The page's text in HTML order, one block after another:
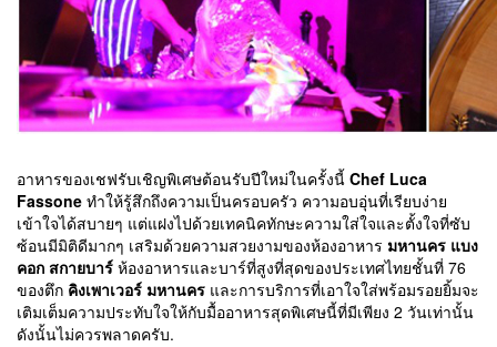
อาหารของเชฟรับเชิญพิเศษต้อนรับปีใหม่ในครั้งนี้ Chef Luca
Fassone ทำให้รู้สึกถึงความเป็นครอบครัว ความอบอุ่นที่เรียบง่าย
เข้าใจได้สบายๆ แต่แฝงไปด้วยเทคนิคทักษะความใส่ใจและตั้งใจที่ซับ
ซ้อนมีมิติดีมากๆ เสริมด้วยความสวยงามของห้องอาหาร มหานคร แบง
คอก สกายบาร์ ห้องอาหารและบาร์ที่สูงที่สุดของประเทศไทยชั้นที่ 76
ของตึก คิงเพาเวอร์ มหานคร และการบริการที่เอาใจใส่พร้อมรอยยิ้มจะ
เติมเต็มความประทับใจให้กับมื้ออาหารสุดพิเศษนี้ที่มีเพียง 2 วันเท่านั้น
ดังนั้นไม่ควรพลาดครับ.